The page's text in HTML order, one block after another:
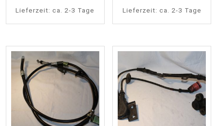
Lieferzeit:ca. 2-3 Tage
Lieferzeit: ca. 2-3 Tage